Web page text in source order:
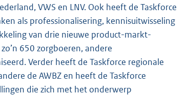
VWS en LNV. Ook heeft de Taskforce
als professionalisering, kennisuitwisseling
van drie nieuwe product-markt-
650 zorgboeren, andere
Verder heeft de Taskforce regionale
de AWBZ en heeft de Taskforce
die zich met het onderwerp